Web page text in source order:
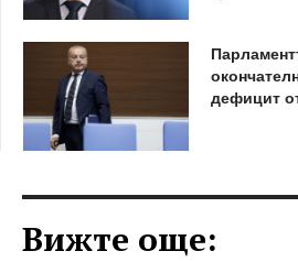
дефицит
Вижте още: